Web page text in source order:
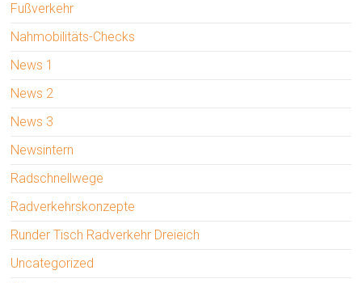
Fußverkehr
Nahmobilitäts-Checks
News 1
News 2
News 3
Newsintern
Radschnellwege
Radverkehrskonzepte
Runder Tisch Radverkehr Dreieich
Uncategorized